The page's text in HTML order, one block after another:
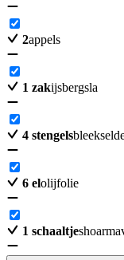
2appels
1 zakijsbergsla
4 stengels
6 elolijfolie
1 schaaltje